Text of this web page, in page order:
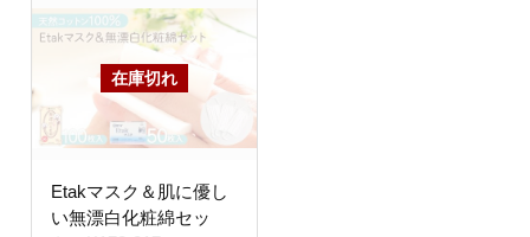
Etakマスク＆肌に優し
い無漂白化粧綿セッ